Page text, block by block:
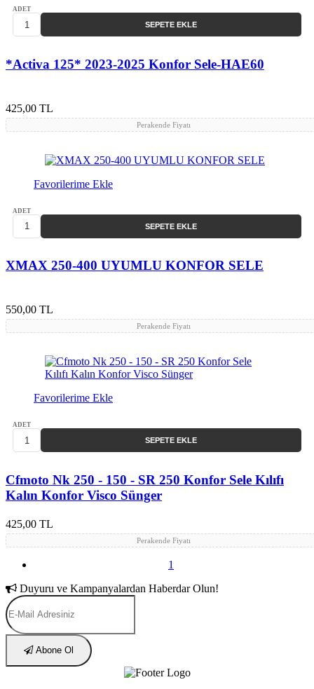
ADET
SEPETE EKLE
*Activa 125* 2023-2025 Konfor Sele-HAE60
425,00 TL
Perakende Fiyatı
Favorilerime Ekle
ADET
SEPETE EKLE
XMAX 250-400 UYUMLU KONFOR SELE
550,00 TL
Perakende Fiyatı
Favorilerime Ekle
ADET
SEPETE EKLE
Cfmoto Nk 250 - 150 - SR 250 Konfor Sele Kılıfı
Kalın Konfor Visco Sünger
425,00 TL
Perakende Fiyatı
1
Duyuru ve Kampanyalardan Haberdar Olun!
Abone Ol